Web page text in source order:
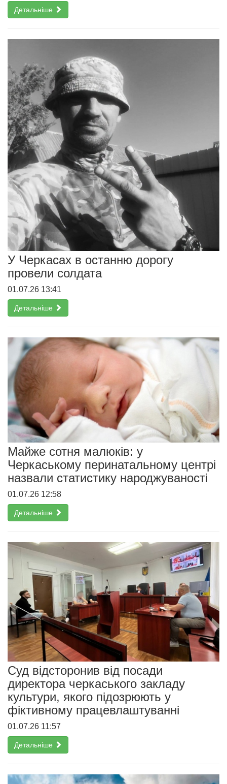
Детальніше
У Черкасах в останню дорогу
провели солдата
01.07.26 13:41
Детальніше
Майже сотня малюків: у
Черкаському перинатальному центрі
назвали статистику народжуваності
01.07.26 12:58
Детальніше
Суд відсторонив від посади
директора черкаського закладу
культури, якого підозрюють у
фіктивному працевлаштуванні
01.07.26 11:57
Детальніше